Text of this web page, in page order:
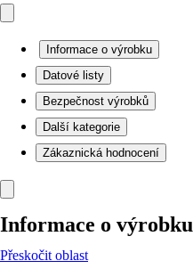
Informace o výrobku
Datové listy
Bezpečnost výrobků
Další kategorie
Zákaznická hodnocení
Informace o výrobku
Přeskočit oblast